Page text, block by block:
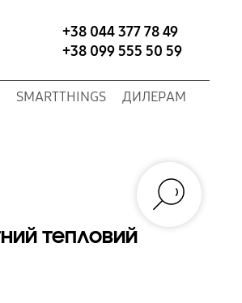
+38 044 377 78 49
+38 099 555 50 59
SMARTTHINGS
ДИЛЕРАМ
тепловий